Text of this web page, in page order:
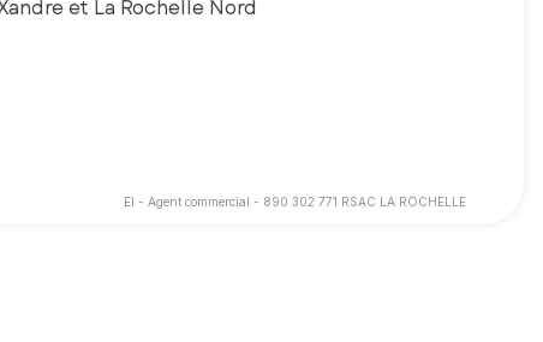
et La Rochelle Nord
EI - Agent commercial - 890 302 771 RSAC LA ROCHELLE